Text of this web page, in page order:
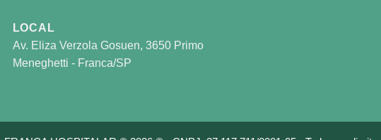
LOCAL
Av. Eliza Verzola Gosuen, 3650 Primo
Meneghetti - Franca/SP